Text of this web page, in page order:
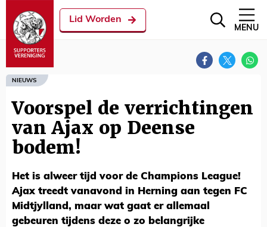
Lid Worden
MENU
NIEUWS
Voorspel de verrichtingen
van Ajax op Deense
bodem!
Het is alweer tijd voor de Champions League!
Ajax treedt vanavond in Herning aan tegen FC
Midtjylland, maar wat gaat er allemaal
gebeuren tijdens deze o zo belangrijke